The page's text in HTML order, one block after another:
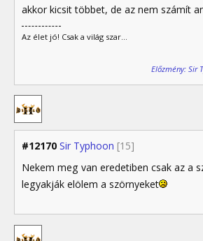
akkor kicsit többet, de az nem számít
Az élet jó! Csak a világ szar...
Előzmény: Sir
#12170 Sir Typhoon [15]
Nekem meg van eredetiben csak az a
legyakják elölem a szörnyeket